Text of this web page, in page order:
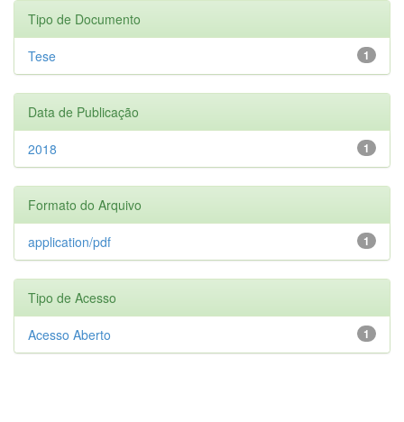
Tipo de Documento
1
Tese
Data de Publicação
1
2018
Formato do Arquivo
1
application/pdf
Tipo de Acesso
1
Acesso Aberto